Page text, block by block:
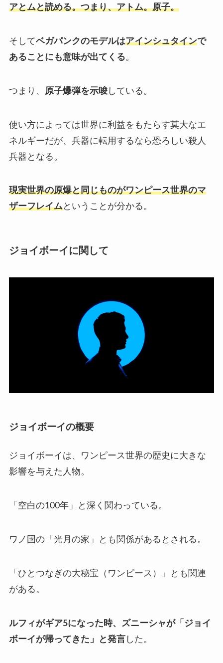
アとムと読める。つまり、アトム。原子。
そしてベガパンクのモデルはアインシュタインで
あることにも意味が出てくる。
つまり、 原子爆弾を示唆している。
使い方によっては世界に利益をもたらす莫大なエ
ネルギーだが、兵器に転用するなら恐ろしい殺人
兵器となる。
現実世界の原爆と同じものがワンピース世界のマ
ザーフレイムということが分かる。
ジョイボーイに関して
ジョイボーイの概要
ジョイボーイは、ワンピース世界の歴史に大きな
影響を与えた人物。
「空白の100年」と深く関わっている。
ワノ国の「光月の家」とも関係があるとされる。
「ひとつなぎの大秘宝（ワンピース）」とも関連
がある。
ルフィがギア5になった時、ズニーシャが「ジョイ
ボーイが帰ってきた」と発言した。